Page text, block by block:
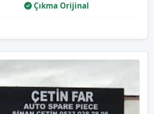
Çıkma Orijinal